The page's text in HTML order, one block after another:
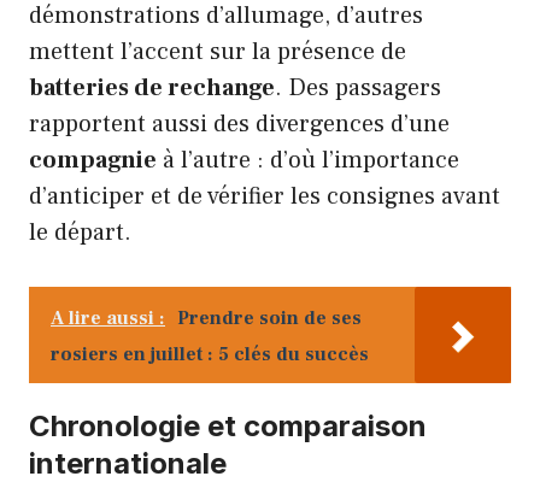
démonstrations d’allumage, d’autres
mettent l’accent sur la présence de
batteries de rechange. Des passagers
rapportent aussi des divergences d’une
compagnie à l’autre : d’où l’importance
d’anticiper et de vérifier les consignes avant
le départ.
A lire aussi : Prendre soin de ses
rosiers en juillet : 5 clés du succès
Chronologie et comparaison
internationale